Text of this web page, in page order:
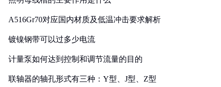
A516Gr70对应国内材质及低温冲击要求解析
镀镍钢带可以过多少电流
计量泵如何达到控制和调节流量的目的
联轴器的轴孔形式有三种：Y型、J型、Z型